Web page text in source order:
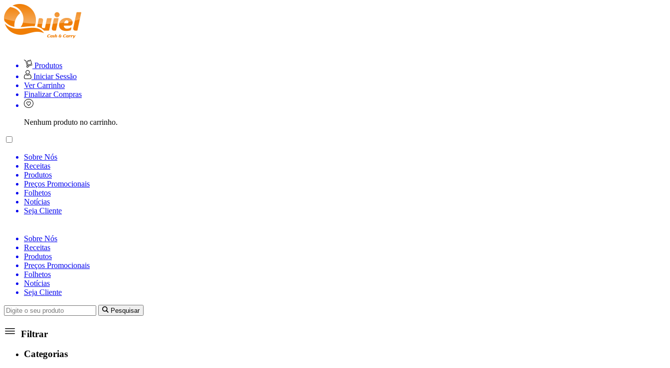
Produtos
Iniciar Sessão
Ver Carrinho
Finalizar Compras
Nenhum produto no carrinho.
Sobre Nós
Receitas
Produtos
Preços Promocionais
Folhetos
Notícias
Seja Cliente
Sobre Nós
Receitas
Produtos
Preços Promocionais
Folhetos
Notícias
Seja Cliente
Pesquisar
Filtrar
Categorias